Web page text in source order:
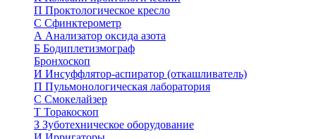
П Проктологическое кресло
С Сфинктерометр
А Анализатор оксида азота
Б Бодиплетизмограф
Бронхоскоп
И Инсуффлятор-аспиратор (откашливатель)
П Пульмонологическая лаборатория
С Смокелайзер
Т Торакоскоп
З Зуботехническое оборудование